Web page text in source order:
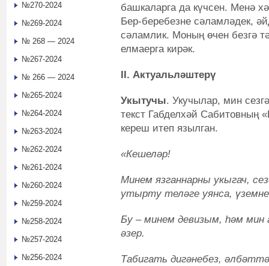
башкаларга да күчсен. Менә
Бер-беребезне сәламләдек,
сәламлик. Моның өчен безгә
елмаерга кирәк.
II. Актуальләштерү
Укытучы. Укучылар, мин
текст Габделхәй Сабитовның
кереш итеп язылган.
«Кешеләр!
Минем язганнарны укыгач,
утырту теләге уянса,
Бу – минем девизым, һәм мин
әзер.
Табигать дигәнебез,
№270-2024
№269-2024
№ 268 — 2024
№267-2024
№ 266 — 2024
№265-2024
№264-2024
№263-2024
№262-2024
№261-2024
№260-2024
№259-2024
№258-2024
№257-2024
№256-2024